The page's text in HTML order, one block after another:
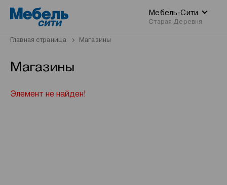
Мебель-Сити
Старая Деревня
Главная страница Магазины
Магазины
Элемент не найден!